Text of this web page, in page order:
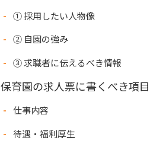
① 採用したい人物像
② 自園の強み
③ 求職者に伝えるべき情報
保育園の求人票に書くべき項目
仕事内容
待遇・福利厚生